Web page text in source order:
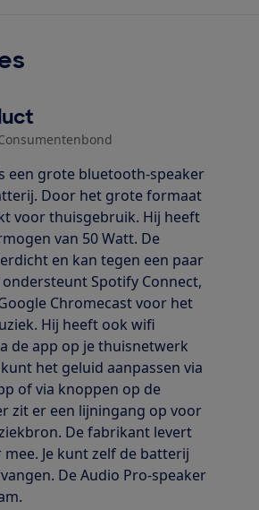
een grote bluetooth-speaker
Door het grote formaat
voor thuisgebruik. Hij heeft
van 50 Watt. De
en kan tegen een paar
Spotify Connect,
Chromecast voor het
Hij heeft ook wifi
de app op je thuisnetwerk
het geluid aanpassen via
of via knoppen op de
zit er een lijningang op voor
De fabrikant levert
Je kunt zelf de batterij
De Audio Pro-speaker